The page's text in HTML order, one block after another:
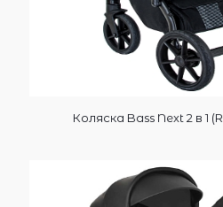
Коляска Bass Next 2 в 1